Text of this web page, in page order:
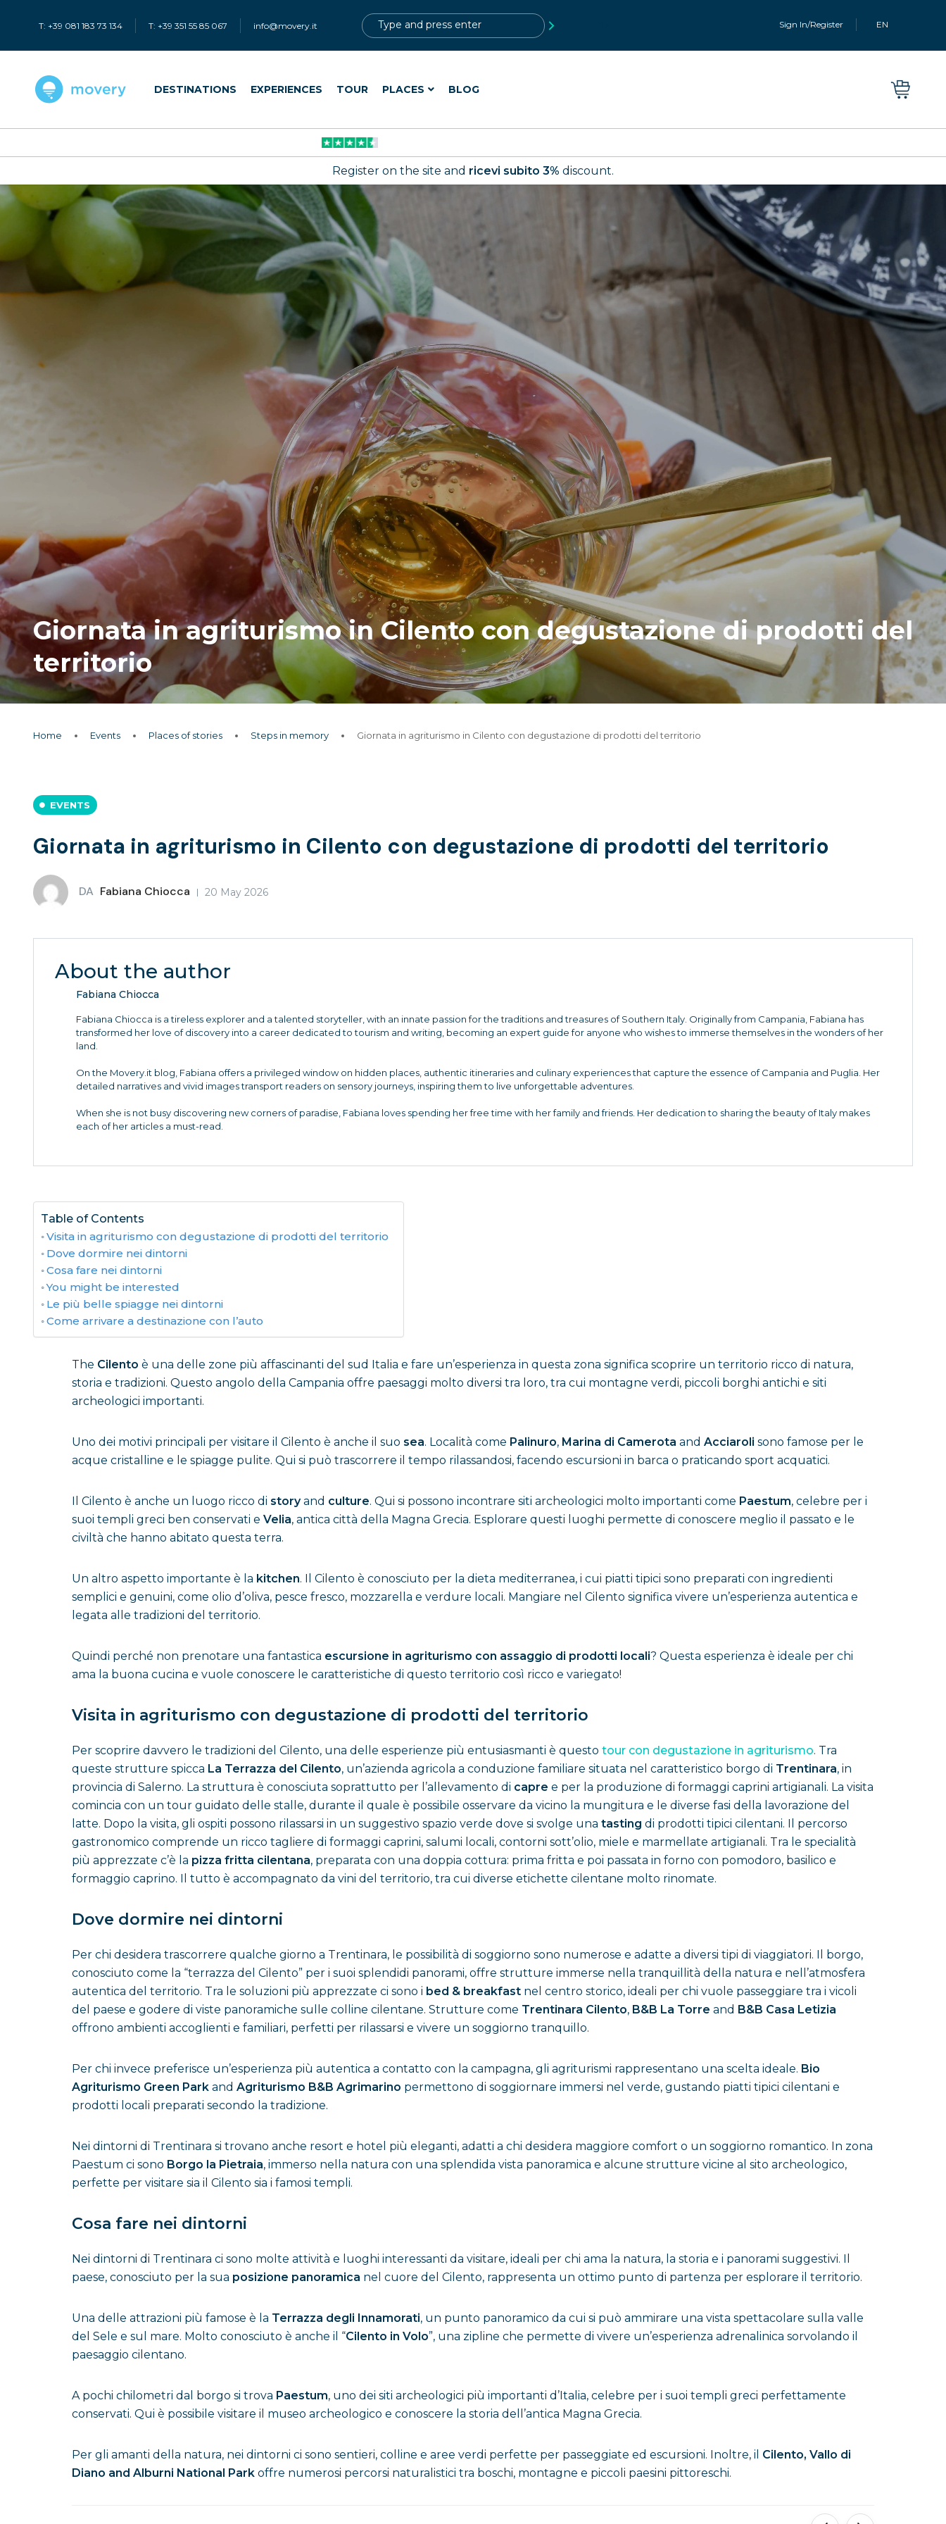
T: +39 081 183 73 134 T: +39 351 55 85 067 info@movery.it Sign In/Register EN
DESTINATIONS EXPERIENCES TOUR PLACES BLOG
Register on the site and ricevi subito 3% discount.
Giornata in agriturismo in Cilento con degustazione di prodotti del
territorio
Home Events Places of stories Steps in memory Giornata in agriturismo in Cilento con degustazione di prodotti del territorio
EVENTS
Giornata in agriturismo in Cilento con degustazione di prodotti del territorio
DA Fabiana Chiocca 20 May 2026
About the author
Fabiana Chiocca
Fabiana Chiocca is a tireless explorer and a talented storyteller, with an innate passion for the traditions and treasures of Southern Italy. Originally from Campania, Fabiana has
transformed her love of discovery into a career dedicated to tourism and writing, becoming an expert guide for anyone who wishes to immerse themselves in the wonders of her
land.
On the Movery.it blog, Fabiana offers a privileged window on hidden places, authentic itineraries and culinary experiences that capture the essence of Campania and Puglia. Her
detailed narratives and vivid images transport readers on sensory journeys, inspiring them to live unforgettable adventures.
When she is not busy discovering new corners of paradise, Fabiana loves spending her free time with her family and friends. Her dedication to sharing the beauty of Italy makes
each of her articles a must-read.
Table of Contents
Visita in agriturismo con degustazione di prodotti del territorio
Dove dormire nei dintorni
Cosa fare nei dintorni
You might be interested
Le più belle spiagge nei dintorni
Come arrivare a destinazione con l’auto
The Cilento è una delle zone più affascinanti del sud Italia e fare un’esperienza in questa zona significa scoprire un territorio ricco di natura,
storia e tradizioni. Questo angolo della Campania offre paesaggi molto diversi tra loro, tra cui montagne verdi, piccoli borghi antichi e siti
archeologici importanti.
Uno dei motivi principali per visitare il Cilento è anche il suo sea. Località come Palinuro, Marina di Camerota and Acciaroli sono famose per le
acque cristalline e le spiagge pulite. Qui si può trascorrere il tempo rilassandosi, facendo escursioni in barca o praticando sport acquatici.
Il Cilento è anche un luogo ricco di storyand culture. Qui si possono incontrare siti archeologici molto importanti come Paestum, celebre per i
suoi templi greci ben conservati e Velia, antica città della Magna Grecia. Esplorare questi luoghi permette di conoscere meglio il passato e le
civiltà che hanno abitato questa terra.
Un altro aspetto importante è la kitchen. Il Cilento è conosciuto per la dieta mediterranea, i cui piatti tipici sono preparati con ingredienti
semplici e genuini, come olio d’oliva, pesce fresco, mozzarella e verdure locali. Mangiare nel Cilento significa vivere un’esperienza autentica e
legata alle tradizioni del territorio.
Quindi perché non prenotare una fantastica escursione in agriturismo con assaggio di prodotti locali? Questa esperienza è ideale per chi
ama la buona cucina e vuole conoscere le caratteristiche di questo territorio così ricco e variegato!
Visita in agriturismo con degustazione di prodotti del territorio
Per scoprire davvero le tradizioni del Cilento, una delle esperienze più entusiasmanti è questo tour con degustazione in agriturismo. Tra
queste strutture spicca La Terrazza del Cilento, un’azienda agricola a conduzione familiare situata nel caratteristico borgo di Trentinara, in
provincia di Salerno. La struttura è conosciuta soprattutto per l’allevamento di capre e per la produzione di formaggi caprini artigianali. La visita
comincia con un tour guidato delle stalle, durante il quale è possibile osservare da vicino la mungitura e le diverse fasi della lavorazione del
latte. Dopo la visita, gli ospiti possono rilassarsi in un suggestivo spazio verde dove si svolge una tasting di prodotti tipici cilentani. Il percorso
gastronomico comprende un ricco tagliere di formaggi caprini, salumi locali, contorni sott’olio, miele e marmellate artigianali. Tra le specialità
più apprezzate c’è la pizza fritta cilentana, preparata con una doppia cottura: prima fritta e poi passata in forno con pomodoro, basilico e
formaggio caprino. Il tutto è accompagnato da vini del territorio, tra cui diverse etichette cilentane molto rinomate.
Dove dormire nei dintorni
Per chi desidera trascorrere qualche giorno a Trentinara, le possibilità di soggiorno sono numerose e adatte a diversi tipi di viaggiatori. Il borgo,
conosciuto come la “terrazza del Cilento” per i suoi splendidi panorami, offre strutture immerse nella tranquillità della natura e nell’atmosfera
autentica del territorio. Tra le soluzioni più apprezzate ci sono i bed & breakfast nel centro storico, ideali per chi vuole passeggiare tra i vicoli
del paese e godere di viste panoramiche sulle colline cilentane. Strutture come Trentinara Cilento, B&B La Torre and B&B Casa Letizia
offrono ambienti accoglienti e familiari, perfetti per rilassarsi e vivere un soggiorno tranquillo.
Per chi invece preferisce un’esperienza più autentica a contatto con la campagna, gli agriturismi rappresentano una scelta ideale. Bio
Agriturismo Green Park and Agriturismo B&B Agrimarino permettono di soggiornare immersi nel verde, gustando piatti tipici cilentani e
prodotti locali preparati secondo la tradizione.
Nei dintorni di Trentinara si trovano anche resort e hotel più eleganti, adatti a chi desidera maggiore comfort o un soggiorno romantico. In zona
Paestum ci sono Borgo la Pietraia, immerso nella natura con una splendida vista panoramica e alcune strutture vicine al sito archeologico,
perfette per visitare sia il Cilento sia i famosi templi.
Cosa fare nei dintorni
Nei dintorni di Trentinara ci sono molte attività e luoghi interessanti da visitare, ideali per chi ama la natura, la storia e i panorami suggestivi. Il
paese, conosciuto per la sua posizione panoramica nel cuore del Cilento, rappresenta un ottimo punto di partenza per esplorare il territorio.
Una delle attrazioni più famose è la Terrazza degli Innamorati, un punto panoramico da cui si può ammirare una vista spettacolare sulla valle
del Sele e sul mare. Molto conosciuto è anche il “Cilento in Volo”, una zipline che permette di vivere un’esperienza adrenalinica sorvolando il
paesaggio cilentano.
A pochi chilometri dal borgo si trova Paestum, uno dei siti archeologici più importanti d’Italia, celebre per i suoi templi greci perfettamente
conservati. Qui è possibile visitare il museo archeologico e conoscere la storia dell’antica Magna Grecia.
Per gli amanti della natura, nei dintorni ci sono sentieri, colline e aree verdi perfette per passeggiate ed escursioni. Inoltre, il Cilento, Vallo di
Diano and Alburni National Park offre numerosi percorsi naturalistici tra boschi, montagne e piccoli paesini pittoreschi.